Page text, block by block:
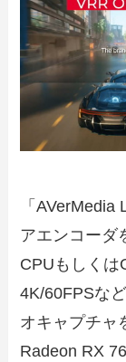
「
アエンコーダ
CPUもしくは
4K/60FPSな
オキャプチャ
Radeon RX